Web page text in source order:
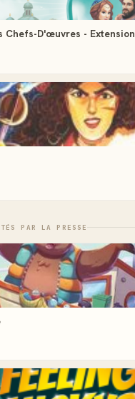
Chefs-D'œuvres - Extension
PAR LA PRESSE